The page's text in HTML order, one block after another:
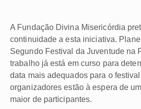
A Fundação Divina Misericórdia
continuidade a esta iniciativa.
Segundo Festival da Juventude na
trabalho já está em curso para
data mais adequados para o
organizadores estão à espera de
maior de participantes.